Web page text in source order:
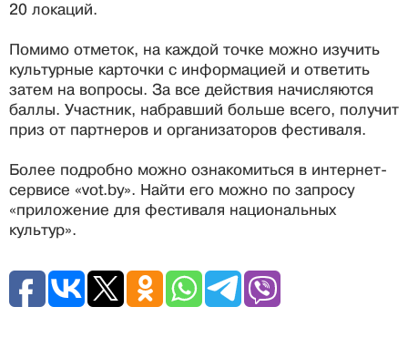
20 локаций.
Помимо отметок, на каждой точке можно изучить
культурные карточки с информацией и ответить
затем на вопросы. За все действия начисляются
баллы. Участник, набравший больше всего, получит
приз от партнеров и организаторов фестиваля.
Более подробно можно ознакомиться в интернет-
сервисе «vot.by». Найти его можно по запросу
«приложение для фестиваля национальных
культур».